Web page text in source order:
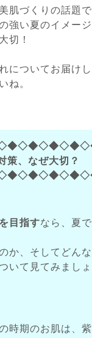
肌づくりの話題
強い夏のイメー
切！
についてお届け
ね。
策、なぜ大切？
目指すなら、夏
か、そしてどん
いて見てみまし
時期のお肌は、